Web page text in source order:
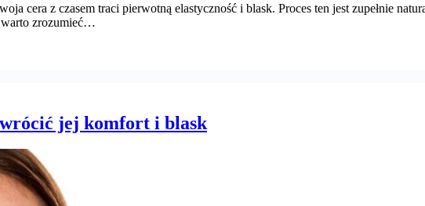
cera z czasem traci pierwotną elastyczność i blask. Proces ten jest zupełnie
warto zrozumieć…
jej komfort i blask